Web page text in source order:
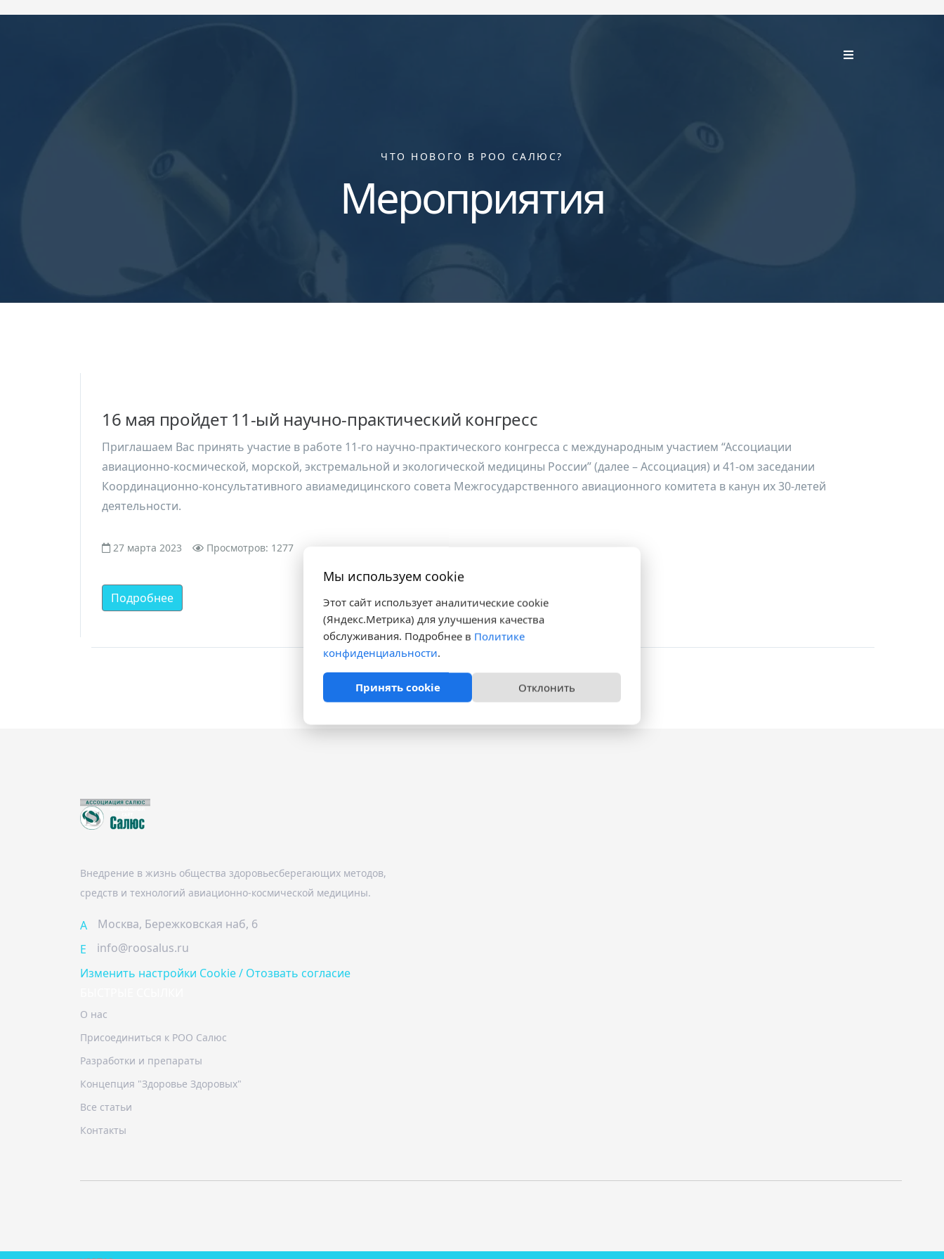
ЧТО НОВОГО В РОО САЛЮС?
Мероприятия
16 мая пройдет 11-ый научно-практический конгресс
Приглашаем Вас принять участие в работе 11-го научно-практического конгресса с международным участием “Ассоциации
авиационно-космической, морской, экстремальной и экологической медицины России” (далее – Ассоциация) и 41-ом заседании
Координационно-консультативного авиамедицинского совета Межгосударственного авиационного комитета в канун их 30-летей
деятельности.
27 марта 2023 Просмотров: 1277
Подробнее
Внедрение в жизнь общества здоровьесберегающих методов,
средств и технологий авиационно-космической медицины.
A
Москва, Бережковская наб, 6
E
info@roosalus.ru
Изменить настройки Cookie / Отозвать согласие
О нас
Присоединиться к РОО Салюс
Разработки и препараты
Концепция "Здоровье Здоровых"
Все статьи
Контакты
Мы используем cookie
Этот сайт использует аналитические cookie
(Яндекс.Метрика) для улучшения качества
обслуживания. Подробнее в Политике
конфиденциальности.
Принять cookie Отклонить